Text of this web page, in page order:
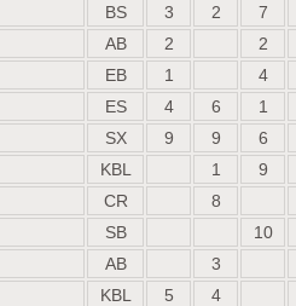
BS 3 2 7
AB 2 2
EB 1 4
ES 4 6 1
SX 9 9 6
KBL 1 9
CR 8
SB 10
AB 3
KBL 5
4